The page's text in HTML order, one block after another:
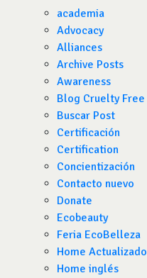
academia
Advocacy
Alliances
Archive Posts
Awareness
Blog Cruelty Free
Buscar Post
Certificación
Certification
Concientización
Contacto nuevo
Donate
Ecobeauty
Feria EcoBelleza
Home Actualizado
Home inglés